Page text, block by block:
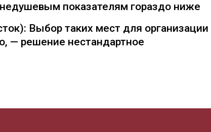
показателям гораздо ниже
Выбор таких мест для организации
— решение нестандартное